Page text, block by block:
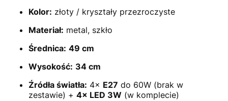
Kolor: złoty / kryształy przezroczyste
Materiał: metal, szkło
Średnica: 49 cm
Wysokość: 34 cm
Źródła światła: 4× E27 do 60W (brak w
zestawie) + 4× LED 3W (w komplecie)